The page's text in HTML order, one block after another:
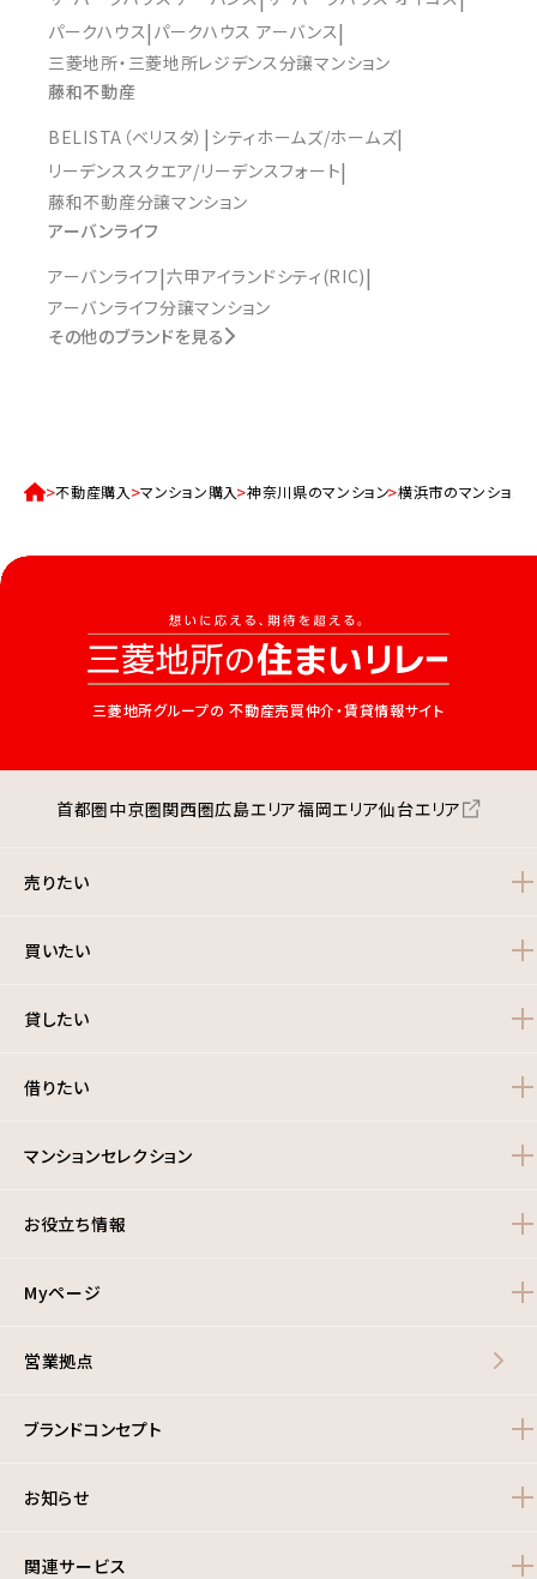
パークハウス パークハウス アーバンス
三菱地所・三菱地所レジデンス分譲マンション
藤和不動産
BELISTA（ベリスタ） シティホームズ/ホームズ
リーデンススクエア/リーデンスフォート
藤和不動産分譲マンション
アーバンライフ
アーバンライフ 六甲アイランドシティ(RIC)
アーバンライフ分譲マンション
その他のブランドを見る
不動産購入 マンション購入 神奈川県のマンション 横浜市のマンション
三菱地所グループの 不動産売買仲介・賃貸情報サイト
首都圏中京圏関西圏広島エリア福岡エリア仙台エリア
売りたい
買いたい
貸したい
借りたい
マンションセレクション
お役立ち情報
Myページ
営業拠点
ブランドコンセプト
お知らせ
関連サービス